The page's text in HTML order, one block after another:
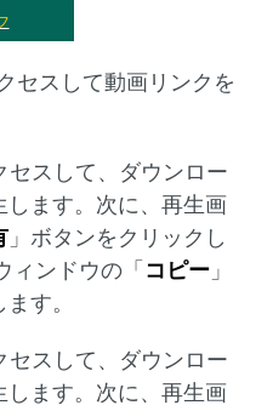
セスして動画リンクを
セスして、ダウンロー
します。次に、再生画
」ボタンをクリックし
ィンドウの「 コピー 」
す。
セスして、ダウンロー
します。次に、再生画